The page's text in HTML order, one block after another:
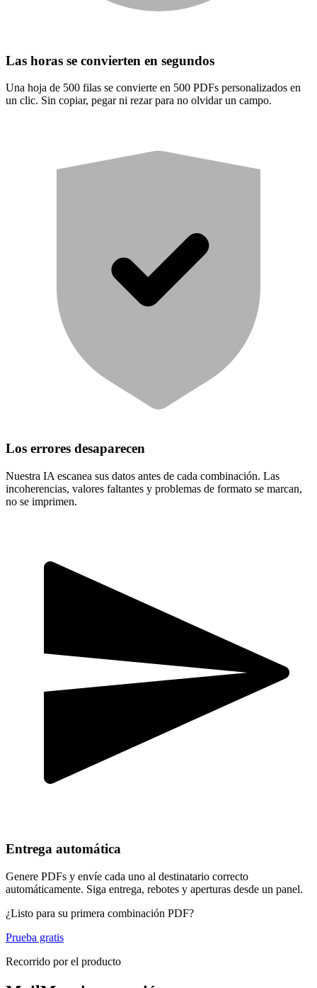
Las horas se convierten en segundos
Una hoja de 500 filas se convierte en 500 PDFs personalizados en
un clic. Sin copiar, pegar ni rezar para no olvidar un campo.
Los errores desaparecen
Nuestra IA escanea sus datos antes de cada combinación. Las
incoherencias, valores faltantes y problemas de formato se marcan,
no se imprimen.
Entrega automática
Genere PDFs y envíe cada uno al destinatario correcto
automáticamente. Siga entrega, rebotes y aperturas desde un panel.
¿Listo para su primera combinación PDF?
Prueba gratis
Recorrido por el producto